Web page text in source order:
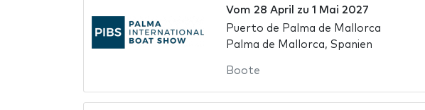
Vom 28 April zu 1 Mai 2027
Puerto de Palma de Mallorca
Palma de Mallorca, Spanien
Boote